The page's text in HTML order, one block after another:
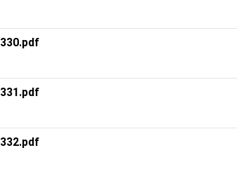
330.pdf
331.pdf
332.pdf